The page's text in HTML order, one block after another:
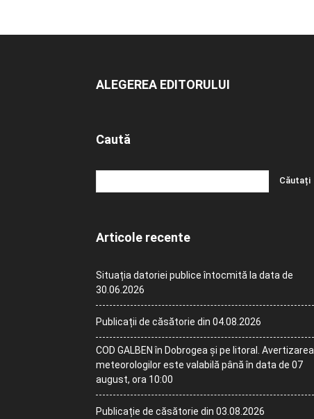
ALEGEREA EDITORULUI
Caută
Articole recente
Situația datoriei publice întocmită la data de
30.06.2026
Publicații de căsătorie din 04.08.2026
COD GALBEN în Dobrogea și pe litoral. Avertizarea
meteorologilor este valabilă până în data de 07
august, ora 10:00
Publicație de căsătorie din 03.08.2026